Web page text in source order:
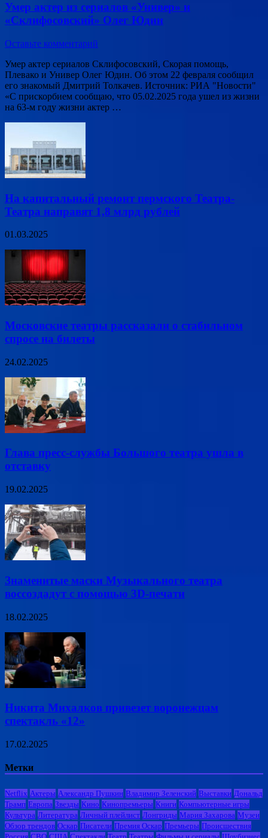
Умер актер из сериалов «Универ» и
«Склифосовский» Олег Юдин
Оставьте комментарий
Умер актер сериалов Склифосовский, Скорая помощь,
Плевако и Универ Олег Юдин. Об этом 22 февраля сообщил
его знакомый Дмитрий Толкачев. Источник: РИА "Новости"
«С прискорбием сообщаю, что 05.02.2025 года ушел из жизни
на 63-м году жизни актер …
На капитальный ремонт пермского Театра-
Театра направят 1,8 млрд рублей
01.03.2025
Московские театры рассказали о стабильном
спросе на билеты
24.02.2025
Глава пресс-службы Большого театра ушла в
отставку
19.02.2025
Знаменитые маски Музыкального театра
воссоздадут с помощью 3D-печати
18.02.2025
Никита Михалков привезет воронежцам
спектакль «12»
17.02.2025
Метки
Netflix Актеры Александр Пушкин Владимир Зеленский Выставки Дональд
Трамп Европа Звезды Кино Кинопремьеры Книги Компьютерные игры
Культура Литература Личный плейлист Лонгриды Мария Захарова Музеи
Обзор трендов Оскар Писатели Премия Оскар Премьеры Происшествия